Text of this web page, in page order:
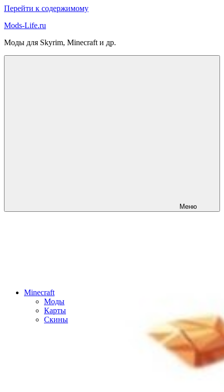
Перейти к содержимому
Mods-Life.ru
Моды для Skyrim, Minecraft и др.
Меню
Minecraft
Моды
Карты
Скины